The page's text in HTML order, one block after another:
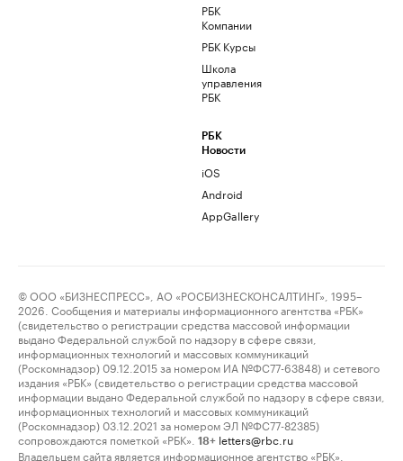
РБК
Компании
РБК Курсы
Школа
управления
РБК
РБК
Новости
iOS
Android
AppGallery
© ООО «БИЗНЕСПРЕСС», АО «РОСБИЗНЕСКОНСАЛТИНГ», 1995–
2026. Сообщения и материалы информационного агентства «РБК»
(свидетельство о регистрации средства массовой информации
выдано Федеральной службой по надзору в сфере связи,
информационных технологий и массовых коммуникаций
(Роскомнадзор) 09.12.2015 за номером ИА №ФС77-63848) и сетевого
издания «РБК» (свидетельство о регистрации средства массовой
информации выдано Федеральной службой по надзору в сфере связи,
информационных технологий и массовых коммуникаций
(Роскомнадзор) 03.12.2021 за номером ЭЛ №ФС77-82385)
сопровождаются пометкой «РБК».
18+ letters@rbc.ru
Владельцем сайта является информационное агентство «РБК».